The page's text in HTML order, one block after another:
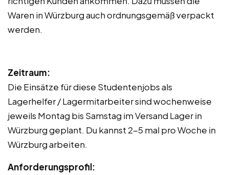
Waren in Würzburg auch ordnungsgemäß verpackt
werden.
Zeitraum:
Die Einsätze für diese Studentenjobs als
Lagerhelfer / Lagermitarbeiter sind wochenweise
jeweils Montag bis Samstag im Versand Lager in
Würzburg geplant. Du kannst 2-5 mal pro Woche in
Würzburg arbeiten.
Anforderungsprofil: